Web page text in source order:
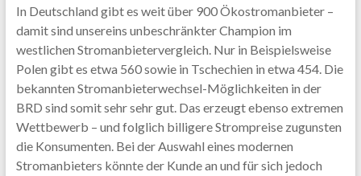
In Deutschland gibt es weit über 900 Ökostromanbieter –
damit sind unsereins unbeschränkter Champion im
westlichen Stromanbietervergleich. Nur in Beispielsweise
Polen gibt es etwa 560 sowie in Tschechien in etwa 454. Die
bekannten Stromanbieterwechsel-Möglichkeiten in der
BRD sind somit sehr sehr gut. Das erzeugt ebenso extremen
Wettbewerb – und folglich billigere Strompreise zugunsten
die Konsumenten. Bei der Auswahl eines modernen
Stromanbieters könnte der Kunde an und für sich jedoch